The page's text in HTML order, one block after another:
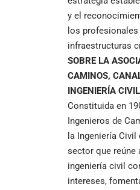
y el
los
infraestructuras
SOBRE LA
CAMINOS,
INGENIERÍA CIVIL
Constituida en
Ingenieros de
la Ingeniería
sector que reúne
ingeniería civil
intereses,